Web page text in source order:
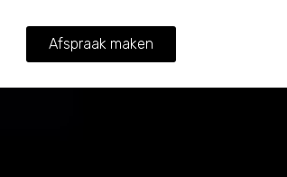
Afspraak maken